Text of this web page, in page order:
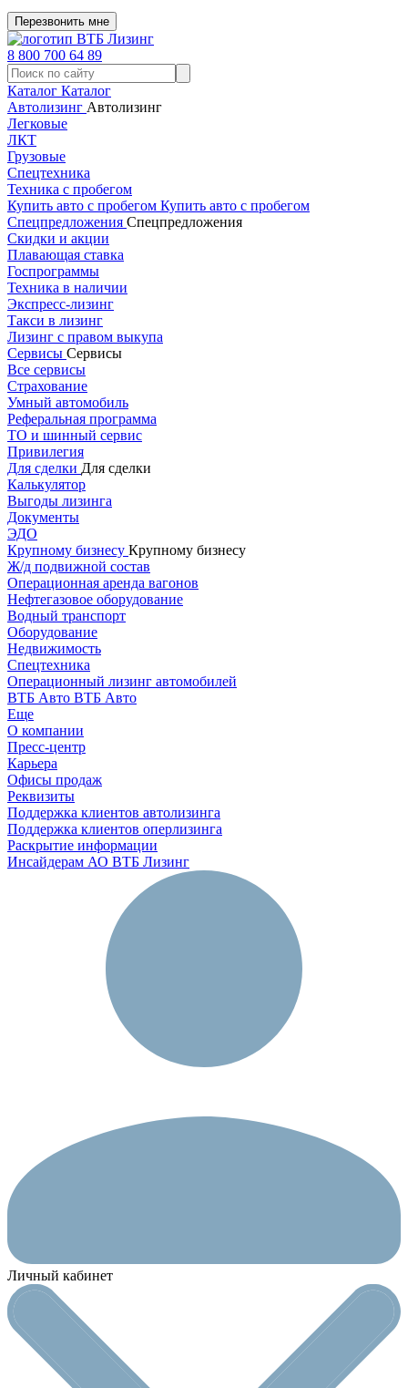
Перезвонить мне
8 800 700 64 89
Каталог Каталог
Автолизинг Автолизинг
Легковые
ЛКТ
Грузовые
Спецтехника
Техника с пробегом
Купить авто с пробегом Купить авто с пробегом
Спецпредложения Спецпредложения
Скидки и акции
Плавающая ставка
Госпрограммы
Техника в наличии
Экспресс-лизинг
Такси в лизинг
Лизинг с правом выкупа
Сервисы Сервисы
Все сервисы
Страхование
Умный автомобиль
Реферальная программа
ТО и шинный сервис
Привилегия
Для сделки Для сделки
Калькулятор
Выгоды лизинга
Документы
ЭДО
Крупному бизнесу Крупному бизнесу
Ж/д подвижной состав
Операционная аренда вагонов
Нефтегазовое оборудование
Водный транспорт
Оборудование
Недвижимость
Спецтехника
Операционный лизинг автомобилей
ВТБ Авто ВТБ Авто
Еще
О компании
Пресс-центр
Карьера
Офисы продаж
Реквизиты
Поддержка клиентов автолизинга
Поддержка клиентов оперлизинга
Раскрытие информации
Инсайдерам АО ВТБ Лизинг
Личный кабинет